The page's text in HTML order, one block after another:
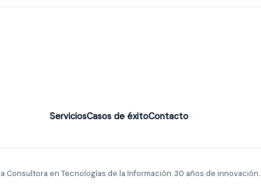
ServiciosCasos de éxitoContacto
Consultora en Tecnologías de la Información. 30 años de innovación.